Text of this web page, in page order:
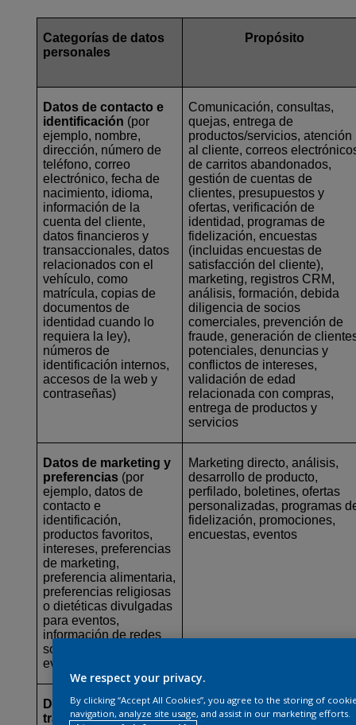
Categorías de datos
personales
Propósito
Datos de contacto e
identificación (por
ejemplo, nombre,
dirección, número de
teléfono, correo
electrónico, fecha de
nacimiento, idioma,
información de la
cuenta del cliente,
datos financieros y
transaccionales, datos
relacionados con el
vehículo, como
matrícula, copias de
documentos de
identidad cuando lo
requiera la ley),
números de
identificación internos,
accesos de la web y
contraseñas)
Comunicación, consultas,
quejas, entrega de
productos/servicios, atención
al cliente, correos
de carritos abandonados,
gestión de cuentas de
clientes, presupuestos y
ofertas, verificación de
identidad, programas de
fidelización, encuestas
(incluidas encuestas de
satisfacción del cliente),
marketing, registros CRM,
análisis, formación, debida
diligencia de socios
comerciales, prevención de
fraude, generación de
potenciales, denuncias y
conflictos de intereses,
validación de edad
relacionada con compras,
entrega de productos y
servicios
Datos de marketing y
preferencias (por
ejemplo, datos de
contacto e
identificación,
productos favoritos,
intereses, preferencias
de marketing,
preferencia alimentaria,
preferencias religiosas
o dietéticas divulgadas
para eventos,
información de redes
sociales, asistencia a
eventos)
Marketing directo, análisis,
desarrollo de producto,
perfilado, boletines, ofertas
personalizadas, programas
fidelización, promociones,
encuestas, eventos
Datos financieros y
transaccionales(por
Gestión de contratos, gestión
de reclamaciones,
We respect your privacy.
By clicking “Accept All Cookies”, you agree to the storing of
navigation, analyze site usage, and assist in our marketing efforts.